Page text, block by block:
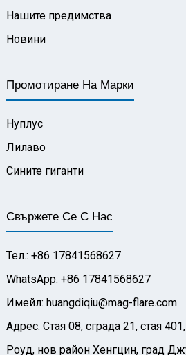
Нашите предимства
Новини
Промотиране На Марки
Нуплус
Лилаво
Сините гиганти
Свържете Се С Нас
Тел.: +86 17841568627
WhatsApp: +86 17841568627
Имейл: huangdiqiu@mag-flare.com
Адрес: Стая 08, сграда 21, стая
Роуд, нов район Хенгцин, град